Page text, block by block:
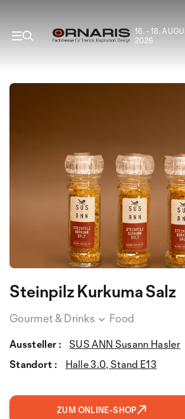
16. - 18.
2026
Steinpilz Kurkuma Salz
Gourmet & Drinks Food
Aussteller :
SUS ANN Susann Hasler
Standort :
Halle 3.0, Stand E13
ZUM ONLINE-SHOP